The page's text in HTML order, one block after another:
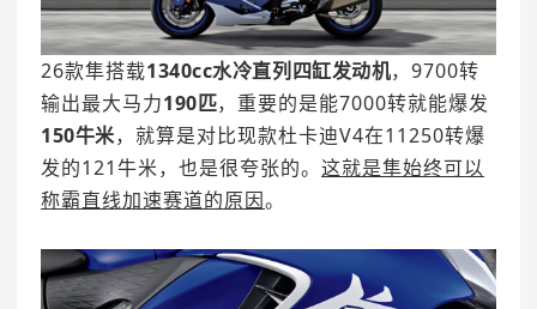
26款隼搭载1340cc水冷直列四缸发动机，9700转
输出最大马力190匹，重要的是能7000转就能爆发
150牛米，就算是对比现款杜卡迪V4在11250转爆
发的121牛米，也是很夸张的。这就是隼始终可以
称霸直线加速赛道的原因。